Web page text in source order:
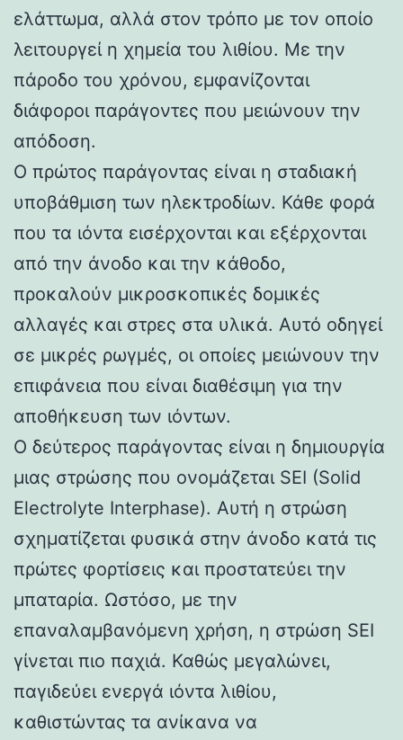
ελάττωμα, αλλά στον τρόπο με τον οποίο
λειτουργεί η χημεία του λιθίου. Με την
πάροδο του χρόνου, εμφανίζονται
διάφοροι παράγοντες που μειώνουν την
απόδοση.
Ο πρώτος παράγοντας είναι η σταδιακή
υποβάθμιση των ηλεκτροδίων. Κάθε φορά
που τα ιόντα εισέρχονται και εξέρχονται
από την άνοδο και την κάθοδο,
προκαλούν μικροσκοπικές δομικές
αλλαγές και στρες στα υλικά. Αυτό οδηγεί
σε μικρές ρωγμές, οι οποίες μειώνουν την
επιφάνεια που είναι διαθέσιμη για την
αποθήκευση των ιόντων.
Ο δεύτερος παράγοντας είναι η δημιουργία
μιας στρώσης που ονομάζεται SEI (Solid
Electrolyte Interphase). Αυτή η στρώση
σχηματίζεται φυσικά στην άνοδο κατά τις
πρώτες φορτίσεις και προστατεύει την
μπαταρία. Ωστόσο, με την
επαναλαμβανόμενη χρήση, η στρώση SEI
γίνεται πιο παχιά. Καθώς μεγαλώνει,
παγιδεύει ενεργά ιόντα λιθίου,
καθιστώντας τα ανίκανα να